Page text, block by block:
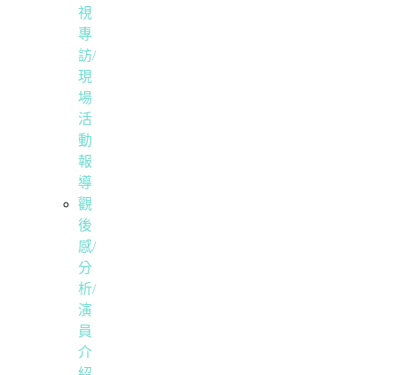
視
專
訪/
現
場
活
動
報
導
觀
後
感/
分
析/
演
員
介